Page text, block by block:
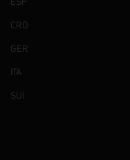
ESP
CRO
GER
ITA
SUI